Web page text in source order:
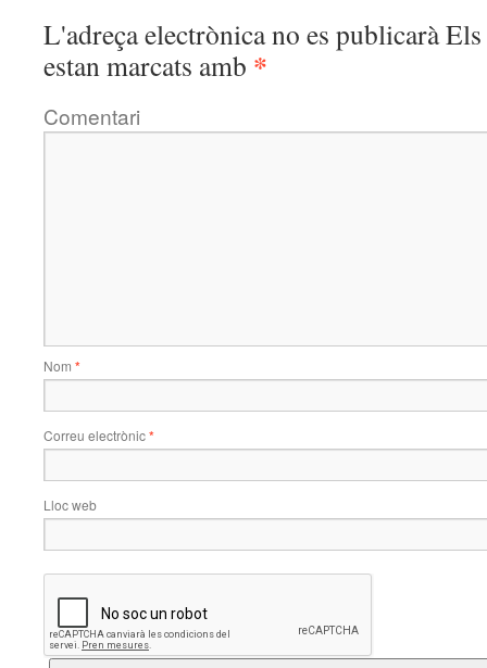
L'adreça electrònica no es publicaràEls
estan marcats amb *
Comentari
Nom *
Correu electrònic*
Lloc web